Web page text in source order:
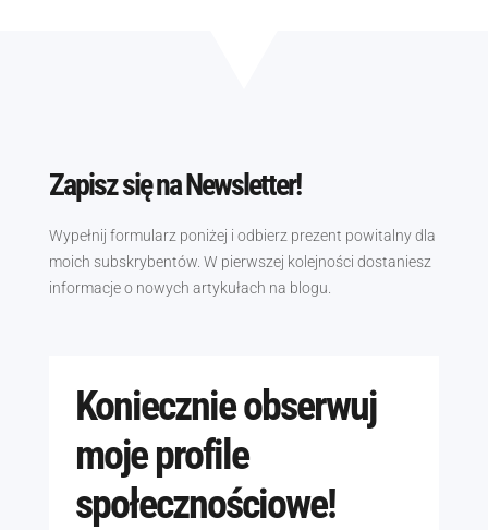
Zapisz się na Newsletter!
Wypełnij formularz poniżej i odbierz prezent powitalny dla
moich subskrybentów. W pierwszej kolejności dostaniesz
informacje o nowych artykułach na blogu.
Koniecznie obserwuj
moje profile
społecznościowe!